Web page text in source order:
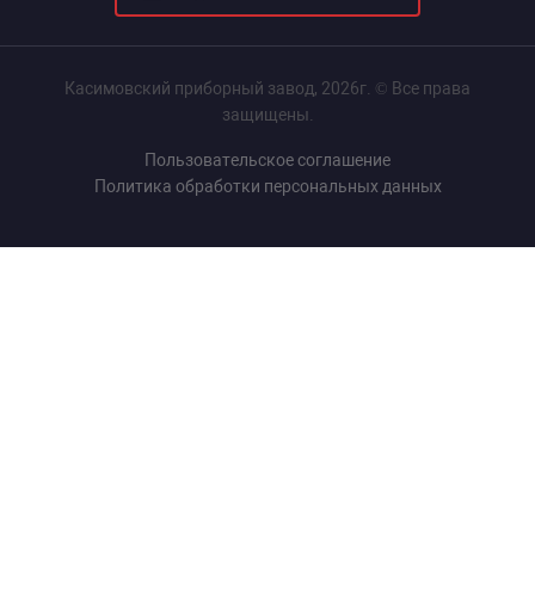
Касимовский приборный завод, 2026г. © Все права
защищены.
Пользовательское соглашение
Политика обработки персональных данных